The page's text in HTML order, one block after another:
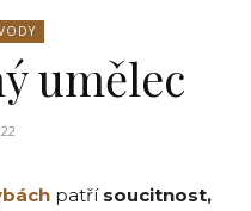
umělec
patří soucitnost,